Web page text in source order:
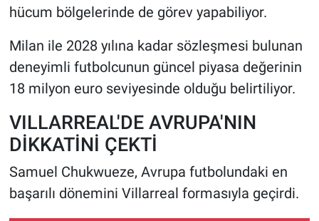
hücum bölgelerinde de görev yapabiliyor.
Milan ile 2028 yılına kadar sözleşmesi bulunan
deneyimli futbolcunun güncel piyasa değerinin
18 milyon euro seviyesinde olduğu belirtiliyor.
VILLARREAL'DE AVRUPA'NIN
DİKKATİNİ ÇEKTİ
Samuel Chukwueze, Avrupa futbolundaki en
başarılı dönemini Villarreal formasıyla geçirdi.